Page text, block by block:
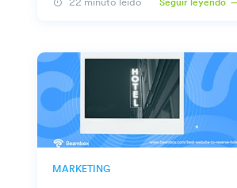
22 minuto leído Seguir leyendo
MARKETING